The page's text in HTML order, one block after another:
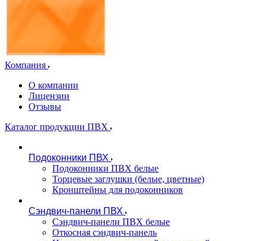
Компания
О компании
Лицензии
Отзывы
Каталог продукции ПВХ
Подоконники ПВХ
Подоконники ПВХ белые
Торцевые заглушки (белые, цветные)
Кронштейны для подоконников
Сэндвич-панели ПВХ
Сэндвич-панели ПВХ белые
Откосная сэндвич-панель